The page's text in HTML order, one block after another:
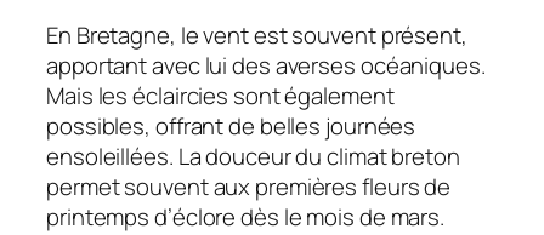
En Bretagne, le vent est souvent présent,
apportant avec lui des averses océaniques.
Mais les éclaircies sont également
possibles, offrant de belles journées
ensoleillées. La douceur du climat breton
permet souvent aux premières fleurs de
printemps d’éclore dès le mois de mars.